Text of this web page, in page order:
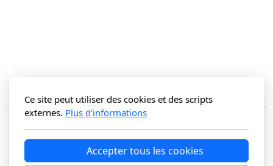
Ce site peut utiliser des cookies et des scripts
externes. Plus d'informations
Accepter tous les cookies